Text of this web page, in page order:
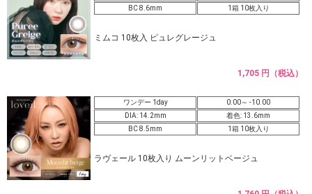
BC 8.6mm
1箱 10枚入り
ミムコ 10枚入 ピュレグレージュ
1,705 円（税込）
ワンデー 1day
0.00～ -10.00
DIA: 14.2mm
着色: 13.6mm
BC 8.5mm
1箱 10枚入り
ラヴェール 10枚入り ムーンリットベージュ